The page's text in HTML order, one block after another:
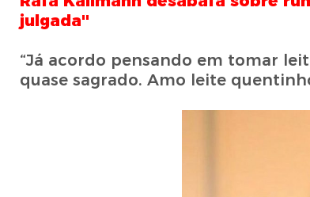
julgada''
“Já acordo pensando em tomar
quase sagrado. Amo leite